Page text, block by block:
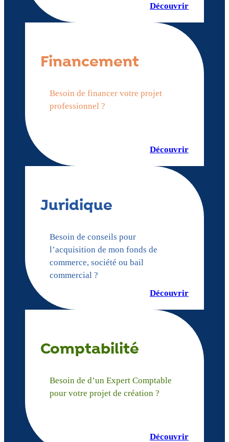
Découvrir
Financement
Besoin de financer votre projet
professionnel ?
Découvrir
Juridique
Besoin de conseils pour
l’acquisition de mon fonds de
commerce, société ou bail
commercial ?
Découvrir
Comptabilité
Besoin de d’un Expert Comptable
pour votre projet de création ?
Découvrir